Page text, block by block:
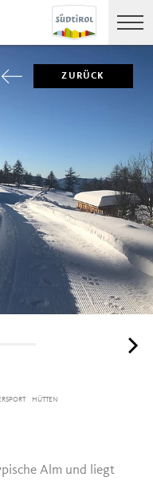
ZURÜCK
HÜTTEN
Alm und liegt